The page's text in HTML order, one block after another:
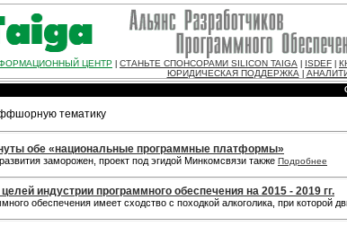
ЦЕНТР СТАНЬТЕ СПОНСОРАМИ SILICON TAIGA ISDEF
ЮРИДИЧЕСКАЯ ПОДДЕРЖКА|
тематику
обе «национальные программные платформы»
заморожен, проект под эгидой Минкомсвязи также Подробнее
индустрии программного обеспечения на 2015 - 2019 гг.
обеспечения имеет сходство с походкой алкоголика, при которой